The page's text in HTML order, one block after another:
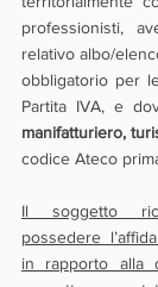
professionisti,
relativo albo/
obbligatorio per
Partita IVA, e
manifatturiero,
codice Ateco
Il soggetto
possedere
in rapporto alla